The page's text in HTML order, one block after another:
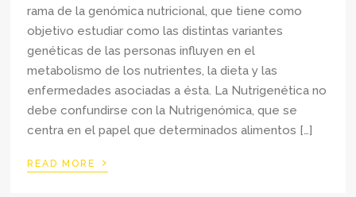
rama de la genómica nutricional, que tiene como
objetivo estudiar como las distintas variantes
genéticas de las personas influyen en el
metabolismo de los nutrientes, la dieta y las
enfermedades asociadas a ésta. La Nutrigenética no
debe confundirse con la Nutrigenómica, que se
centra en el papel que determinados alimentos […]
READ MORE ›